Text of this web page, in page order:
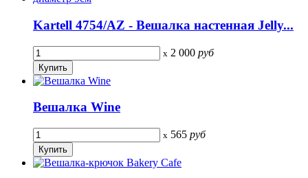
Kartell 4754/AZ - Вешалка настенная Jelly...
x 2 000 руб
Вешалка Wine
x 565 руб